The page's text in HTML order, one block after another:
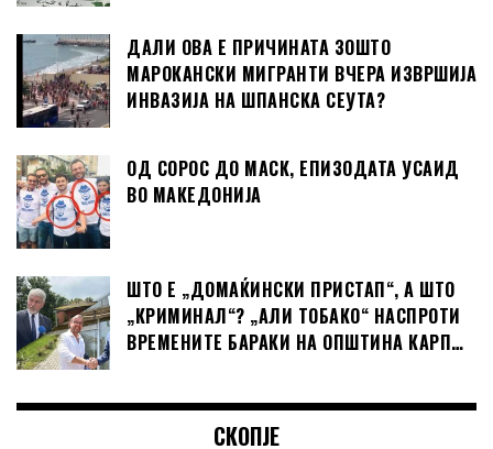
ДАЛИ ОВА Е ПРИЧИНАТА ЗОШТО
МАРОКАНСКИ МИГРАНТИ ВЧЕРА ИЗВРШИЈА
ИНВАЗИЈА НА ШПАНСКА СЕУТА?
ОД СОРОС ДО МАСК, ЕПИЗОДАТА УСАИД
ВО МАКЕДОНИЈА
ШТО Е „ДОМАЌИНСКИ ПРИСТАП“, А ШТО
„КРИМИНАЛ“? „АЛИ ТОБАКО“ НАСПРОТИ
ВРЕМЕНИТЕ БАРАКИ НА ОПШТИНА КАРП…
СКОПЈЕ